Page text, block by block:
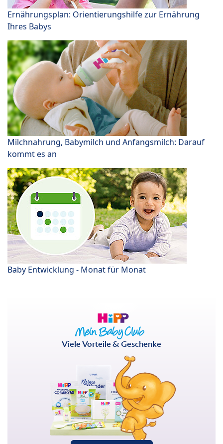
Ernährungsplan: Orientierungshilfe zur Ernährung
Ihres Babys
Milchnahrung, Babymilch und Anfangsmilch: Darauf
kommt es an
Baby Entwicklung - Monat für Monat
Viele Vorteile & Geschenke